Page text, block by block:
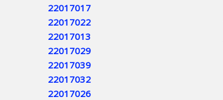
22017017
22017022
22017013
22017029
22017039
22017032
22017026